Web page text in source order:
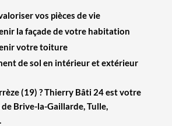
vos pièces de vie
la façade de votre habitation
votre toiture
de sol en intérieur et extérieur
(19) ? Thierry Bâti 24 est votre
Brive-la-Gaillarde, Tulle,